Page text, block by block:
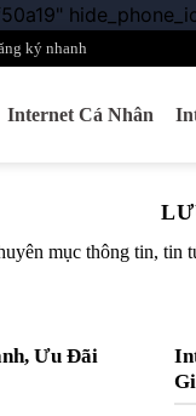
ký nhanh
Internet Cá Nhân
mục thông tin, tin
Ưu Đãi